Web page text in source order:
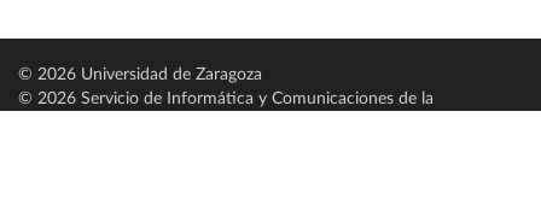
© 2026 Universidad de Zaragoza
© 2026 Servicio de Informática y Comunicaciones de la